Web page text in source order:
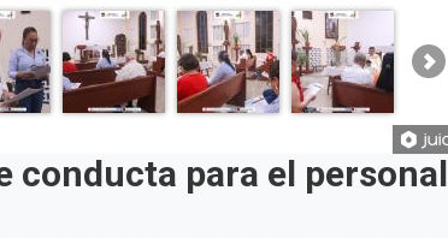
conducta para el personal